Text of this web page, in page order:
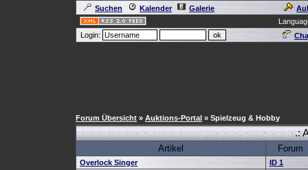
Suchen Kalender Galerie
Login:
Forum Übersicht » Auktions-Portal » Spielzeug & Hobby
.:
Artikel Forum
Overlock Singer
ID 1